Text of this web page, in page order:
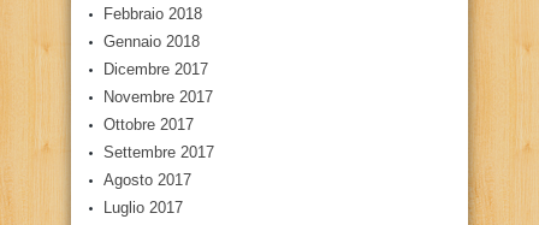
Febbraio 2018
Gennaio 2018
Dicembre 2017
Novembre 2017
Ottobre 2017
Settembre 2017
Agosto 2017
Luglio 2017